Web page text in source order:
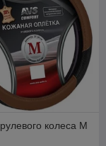
колеса M